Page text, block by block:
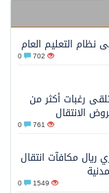
التعليم العام
702
تتلقى رغبات أكثر من
761
ريال مكافآت انتقال
1549